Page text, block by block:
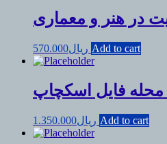
در هنر و معماری
ریال570.000 Add to cart
فایل اسکچاپ
ریال1.350.000 Add to cart